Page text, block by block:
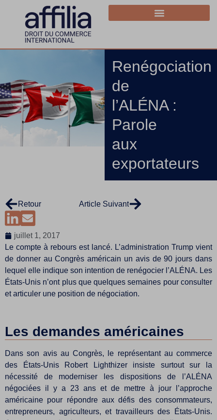
Renégociation
de
l’ALÉNA :
Parole
aux
exportateurs
Retour Article Suivant
juillet 1, 2017
Le compte à rebours est lancé. L’administration Trump vient
de donner au Congrès américain un avis de 90 jours dans
lequel elle indique son intention de renégocier l’ALÉNA. Les
États-Unis n’ont plus que quelques semaines pour consulter
et articuler une position de négociation.
Les demandes américaines
Dans son avis au Congrès, le représentant au commerce
des États-Unis Robert Lighthizer insiste surtout sur la
nécessité de moderniser les dispositions de l’ALÉNA
négociées il y a 23 ans et de mettre à jour l’approche
américaine pour répondre aux défis des consommateurs,
entrepreneurs, agriculteurs, et travailleurs des États-Unis.